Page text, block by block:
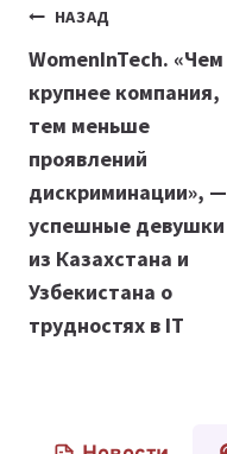
Навигация
по
записям
НАЗАД
WomenInTech. «Чем
крупнее компания,
тем меньше
проявлений
дискриминации», —
успешные девушки
из Казахстана и
Узбекистана о
трудностях в IT